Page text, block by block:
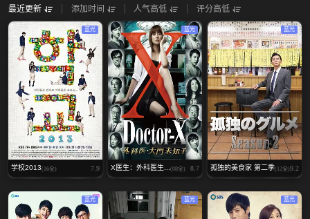
最近更新 添加时间 人气高低 评分高低
蓝光
学校2013(16全) 7.9
蓝光
X医生：外科医生...(08全) 8.7
蓝光
孤独的美食家 第二季(12全)9.2
蓝光 蓝光 蓝光